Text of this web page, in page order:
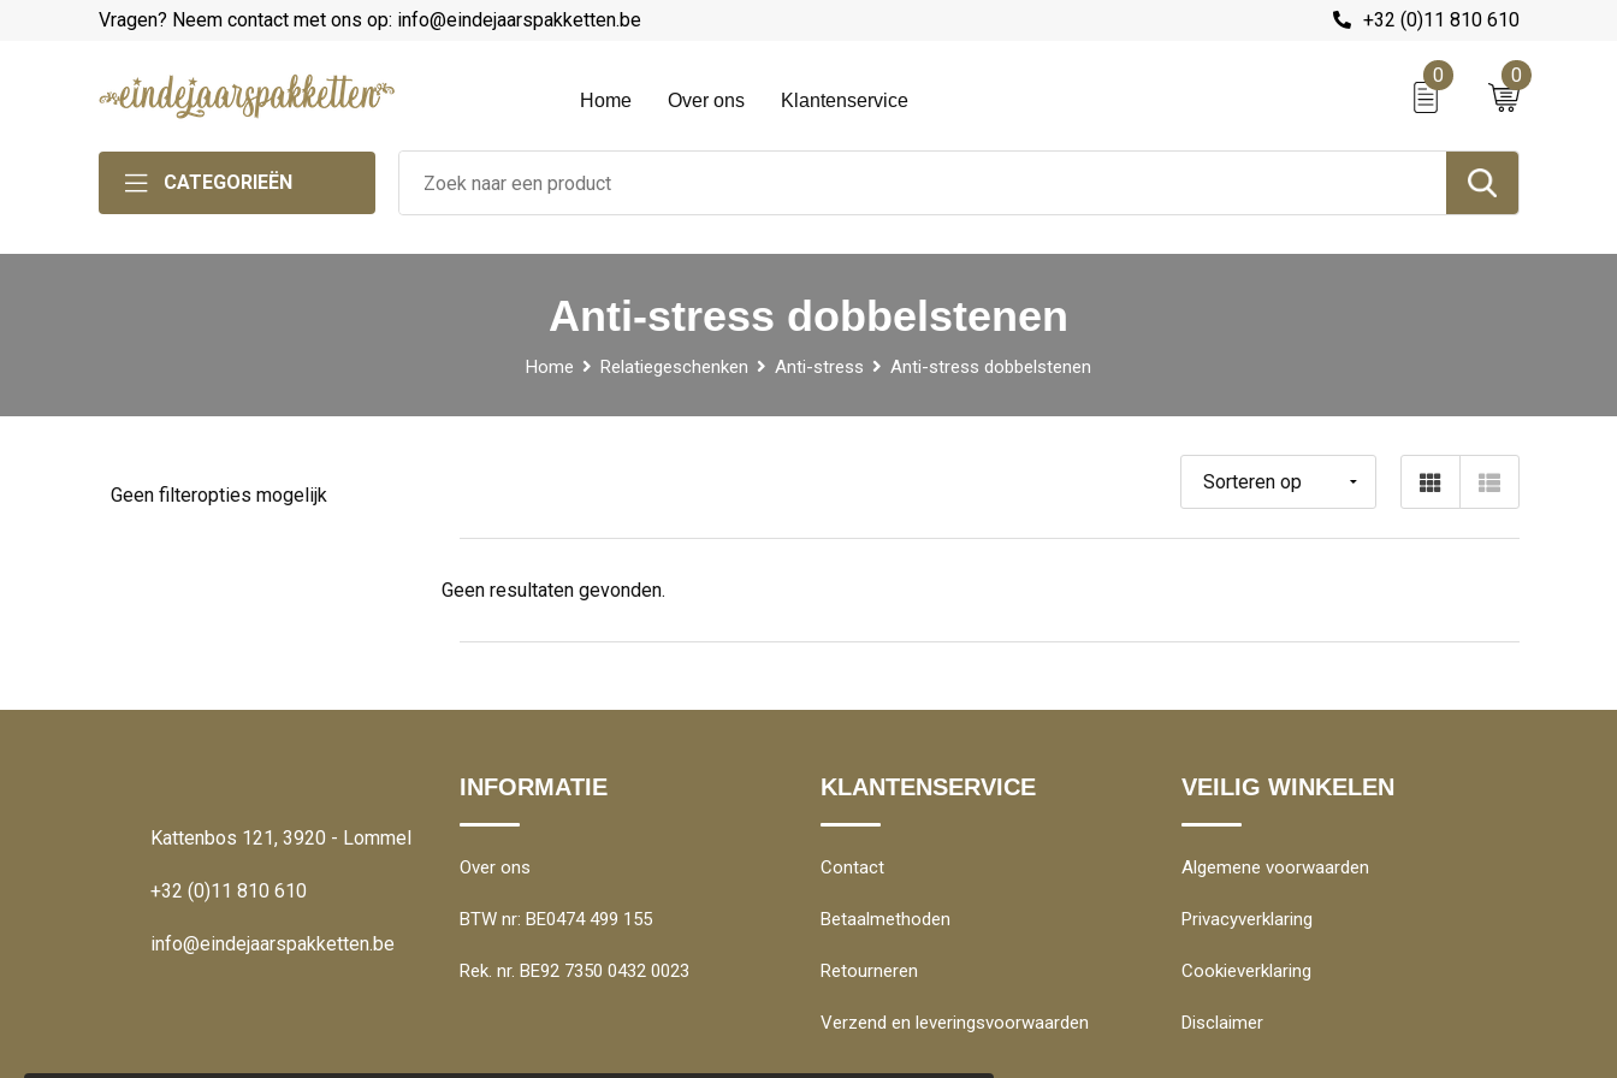
Vragen? Neem contact met ons op: info@eindejaarspakketten.be +32 (0)11 810 610
Home Over ons Klantenservice
0 0
CATEGORIEËN
Anti-stress dobbelstenen
Home Relatiegeschenken Anti-stress Anti-stress dobbelstenen
Geen filteropties mogelijk
Geen resultaten gevonden.
Kattenbos 121, 3920 - Lommel
+32 (0)11 810 610
info@eindejaarspakketten.be
INFORMATIE
Over ons
BTW nr: BE0474 499 155
Rek. nr. BE92 7350 0432 0023
KLANTENSERVICE
Contact
Betaalmethoden
Retourneren
Verzend en leveringsvoorwaarden
VEILIG WINKELEN
Algemene voorwaarden
Privacyverklaring
Cookieverklaring
Disclaimer